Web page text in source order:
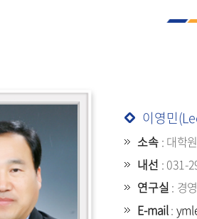
이영민
소속: 대학
내선 : 031-
연구실 : 경
E-mail: